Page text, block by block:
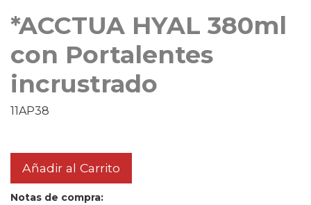
*ACCTUA HYAL 380ml
con Portalentes
incrustrado
11AP38
Añadir al Carrito
Notas de compra: